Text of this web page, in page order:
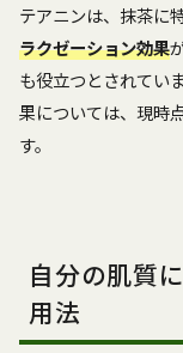
テアニンは、抹茶に
ラクゼーション効果
も役立つとされてい
果については、現時
す。
自分の肌質
用法